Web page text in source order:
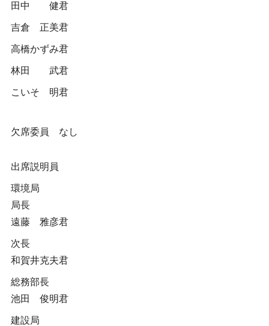
田中 健君
吉倉 正美君
高橋かずみ君
林田 武君
こいそ 明君
欠席委員 なし
出席説明員
環境局
局長
遠藤 雅彦君
次長
和賀井克夫君
総務部長
池田 俊明君
建設局